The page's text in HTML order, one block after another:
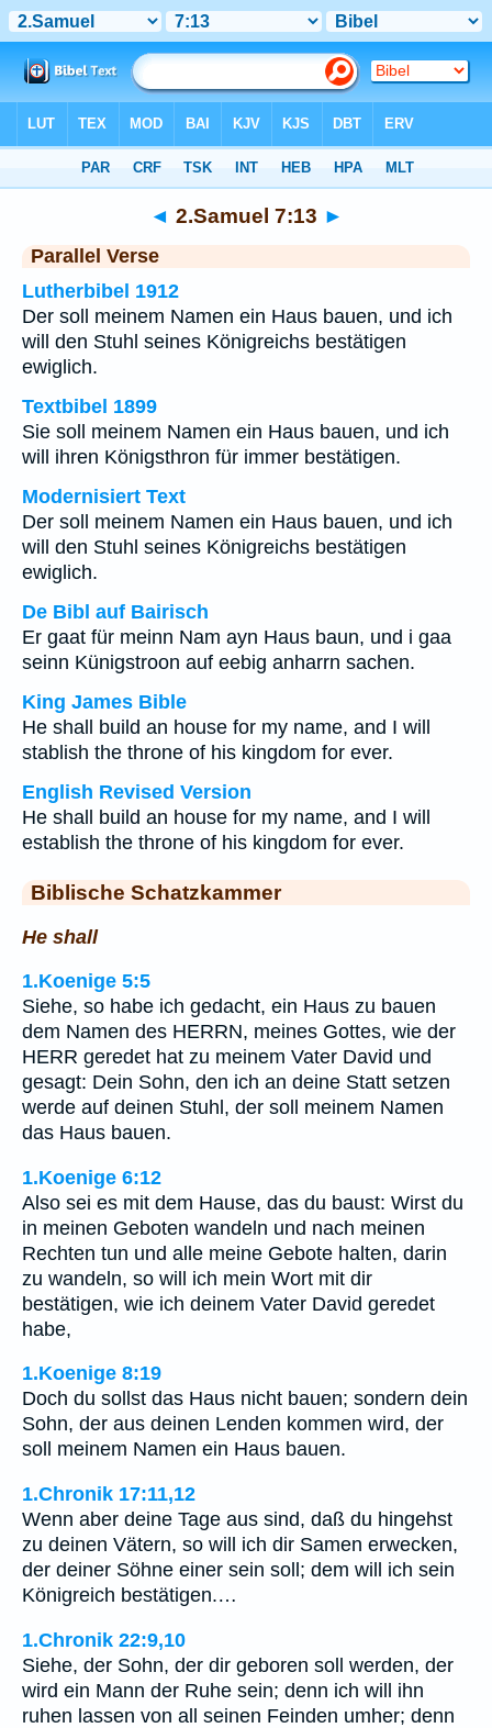
◄ 2.Samuel 7:13 ►
Parallel Verse
Lutherbibel 1912
Der soll meinem Namen ein Haus bauen, und ich
will den Stuhl seines Königreichs bestätigen
ewiglich.
Textbibel 1899
Sie soll meinem Namen ein Haus bauen, und ich
will ihren Königsthron für immer bestätigen.
Modernisiert Text
Der soll meinem Namen ein Haus bauen, und ich
will den Stuhl seines Königreichs bestätigen
ewiglich.
De Bibl auf Bairisch
Er gaat für meinn Nam ayn Haus baun, und i gaa
seinn Künigstroon auf eebig anharrn sachen.
King James Bible
He shall build an house for my name, and I will
stablish the throne of his kingdom for ever.
English Revised Version
He shall build an house for my name, and I will
establish the throne of his kingdom for ever.
Biblische Schatzkammer
He shall
1.Koenige 5:5
Siehe, so habe ich gedacht, ein Haus zu bauen
dem Namen des HERRN, meines Gottes, wie der
HERR geredet hat zu meinem Vater David und
gesagt: Dein Sohn, den ich an deine Statt setzen
werde auf deinen Stuhl, der soll meinem Namen
das Haus bauen.
1.Koenige 6:12
Also sei es mit dem Hause, das du baust: Wirst du
in meinen Geboten wandeln und nach meinen
Rechten tun und alle meine Gebote halten, darin
zu wandeln, so will ich mein Wort mit dir
bestätigen, wie ich deinem Vater David geredet
habe,
1.Koenige 8:19
Doch du sollst das Haus nicht bauen; sondern dein
Sohn, der aus deinen Lenden kommen wird, der
soll meinem Namen ein Haus bauen.
1.Chronik 17:11,12
Wenn aber deine Tage aus sind, daß du hingehst
zu deinen Vätern, so will ich dir Samen erwecken,
der deiner Söhne einer sein soll; dem will ich sein
Königreich bestätigen.…
1.Chronik 22:9,10
Siehe, der Sohn, der dir geboren soll werden, der
wird ein Mann der Ruhe sein; denn ich will ihn
ruhen lassen von all seinen Feinden umher; denn